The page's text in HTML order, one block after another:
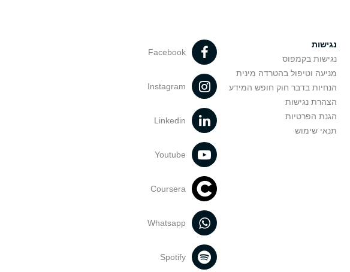
נגישות
נגישות בקמפוס
מניעה וטיפול בהטרדה מינית
הנחיות בדבר חוק חופש המידע
הצהרת נגישות
הגנת הפרטיות
תנאי שימוש
Facebook
Instagram
Linkedin
Youtube
Coursera
Whatsapp
Spotify